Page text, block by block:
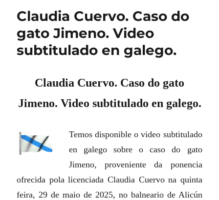
Claudia Cuervo. Caso do
gato Jimeno. Video
subtitulado en galego.
Claudia Cuervo. Caso do gato
Jimeno. Video subtitulado en galego.
Temos disponible o video subtitulado
en galego sobre o caso do gato
Jimeno, proveniente da ponencia
ofrecida pola licenciada Claudia Cuervo na quinta
feira, 29 de maio de 2025, no balneario de Alicún